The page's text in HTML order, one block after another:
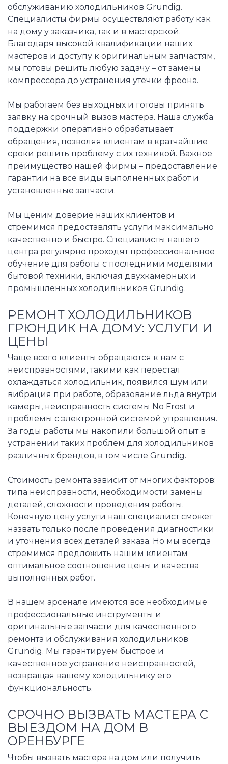
обслуживанию холодильников Grundig.
Специалисты фирмы осуществляют работу как
на дому у заказчика, так и в мастерской.
Благодаря высокой квалификации наших
мастеров и доступу к оригинальным запчастям,
мы готовы решить любую задачу – от замены
компрессора до устранения утечки фреона.
Мы работаем без выходных и готовы принять
заявку на срочный вызов мастера. Наша служба
поддержки оперативно обрабатывает
обращения, позволяя клиентам в кратчайшие
сроки решить проблему с их техникой. Важное
преимущество нашей фирмы – предоставление
гарантии на все виды выполненных работ и
установленные запчасти.
Мы ценим доверие наших клиентов и
стремимся предоставлять услуги максимально
качественно и быстро. Специалисты нашего
центра регулярно проходят профессиональное
обучение для работы с последними моделями
бытовой техники, включая двухкамерных и
промышленных холодильников Grundig.
РЕМОНТ ХОЛОДИЛЬНИКОВ
ГРЮНДИК НА ДОМУ: УСЛУГИ И
ЦЕНЫ
Чаще всего клиенты обращаются к нам с
неисправностями, такими как перестал
охлаждаться холодильник, появился шум или
вибрация при работе, образование льда внутри
камеры, неисправность системы No Frost и
проблемы с электронной системой управления.
За годы работы мы накопили большой опыт в
устранении таких проблем для холодильников
различных брендов, в том числе Grundig.
Стоимость ремонта зависит от многих факторов:
типа неисправности, необходимости замены
деталей, сложности проведения работы.
Конечную цену услуги наш специалист сможет
назвать только после проведения диагностики
и уточнения всех деталей заказа. Но мы всегда
стремимся предложить нашим клиентам
оптимальное соотношение цены и качества
выполненных работ.
В нашем арсенале имеются все необходимые
профессиональные инструменты и
оригинальные запчасти для качественного
ремонта и обслуживания холодильников
Grundig. Мы гарантируем быстрое и
качественное устранение неисправностей,
возвращая вашему холодильнику его
функциональность.
СРОЧНО ВЫЗВАТЬ МАСТЕРА С
ВЫЕЗДОМ НА ДОМ В
ОРЕНБУРГЕ
Чтобы вызвать мастера на дом или получить